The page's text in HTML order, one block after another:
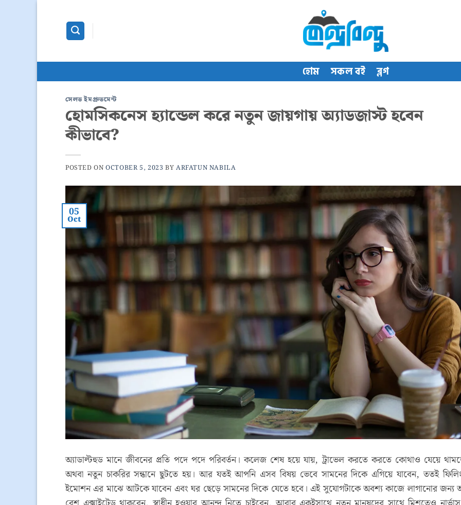
content
হোম সকল বই ব্লগ
সেলভ ইমপ্রুভমেন্ট
হোমসিকনেস হ্যান্ডেল করে নতুন জায়গায় অ্যাডজাস্ট হবেন
কীভাবে?
POSTED ONOCTOBER 5, 2023 BY ARFATUN NABILA
05
Oct
অ্যাডাল্টহুড মানে জীবনের প্রতি পদে পদে পরিবর্তন। কলেজ শেষ হয়ে যায়, ট্রাভেল করতে করতে কোথাও যেয়ে
অথবা নতুন চাকরির সন্ধানে ছুটতে হয়। আর যতই আপনি এসব বিষয় ভেবে সামনের দিকে এগিয়ে যাবেন, ততই
ইমোশন এর মাঝে আটকে যাবেন এবং ঘর ছেড়ে সামনের দিকে যেতে হবে। এই সুযোগটাকে অবশ্য কাজে লাগানোর জন্য